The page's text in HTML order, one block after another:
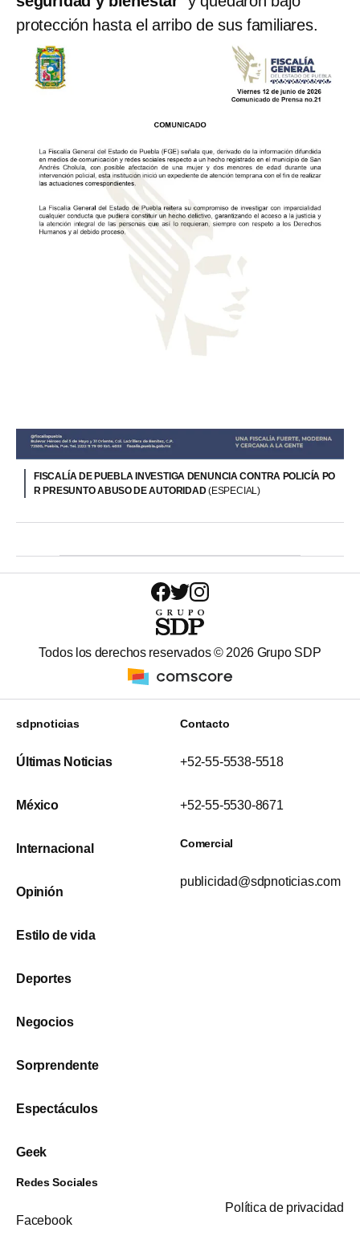
protección hasta el arribo de sus familiares.
FISCALÍA DE PUEBLA INVESTIGA DENUNCIA CONTRA POLICÍA PO
R PRESUNTO ABUSO DE AUTORIDAD(ESPECIAL)
Todos los derechos reservados © 2026 Grupo SDP
sdpnoticias
Últimas Noticias
México
Internacional
Opinión
Estilo de vida
Deportes
Negocios
Sorprendente
Espectáculos
Geek
Contacto
+52-55-5538-5518
+52-55-5530-8671
Comercial
publicidad@sdpnoticias.com
Redes Sociales
Facebook
Política de privacidad